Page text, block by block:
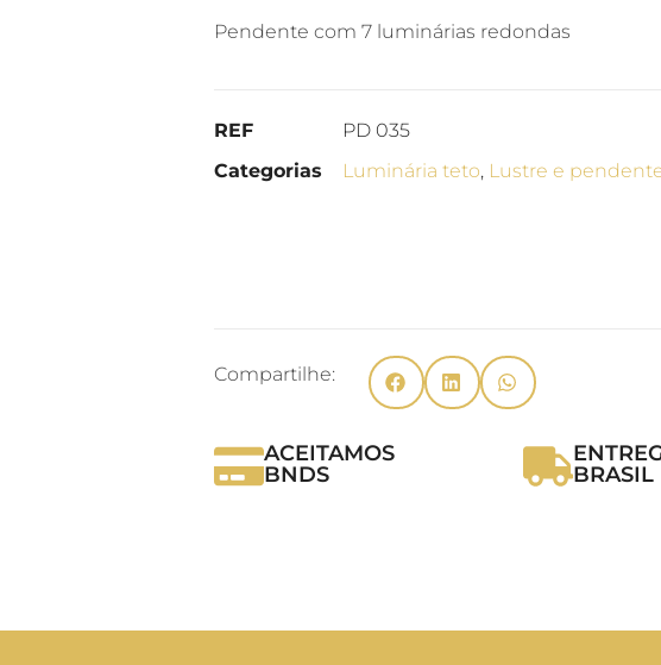
Pendente com 7 luminárias redondas
REF
PD 035
Categorias
Luminária teto, Lustre e
Compartilhe:
ACEITAMOS
BNDS
BRASIL